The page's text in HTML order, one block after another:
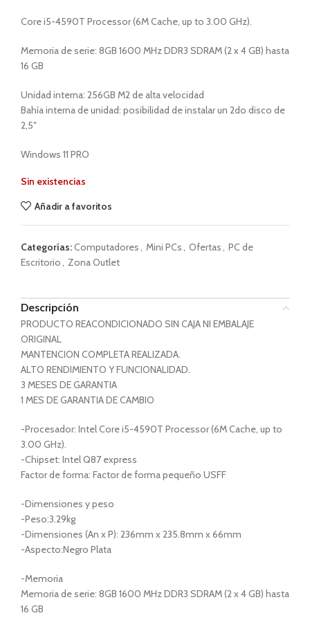
Core i5-4590T Processor (6M Cache, up to 3.00 GHz).
Memoria de serie: 8GB 1600 MHz DDR3 SDRAM (2 x 4 GB) hasta
16 GB
Unidad interna: 256GB M2 de alta velocidad
Bahía interna de unidad: posibilidad de instalar un 2do disco de
2,5″
Windows 11 PRO
Sin existencias
Añadir a favoritos
Categorías:Computadores, Mini PCs, Ofertas, PC de
Escritorio, Zona Outlet
Descripción
PRODUCTO REACONDICIONADO SIN CAJA NI EMBALAJE
ORIGINAL
MANTENCION COMPLETA REALIZADA.
ALTO RENDIMIENTO Y FUNCIONALIDAD.
3 MESES DE GARANTIA
1 MES DE GARANTIA DE CAMBIO
-Procesador: Intel Core i5-4590T Processor (6M Cache, up to
3.00 GHz).
-Chipset: Intel Q87 express
Factor de forma: Factor de forma pequeño USFF
-Dimensiones y peso
-Peso:3.29kg
-Dimensiones (An x P): 236mm x 235.8mm x 66mm
-Aspecto:Negro Plata
-Memoria
Memoria de serie: 8GB 1600 MHz DDR3 SDRAM (2 x 4 GB) hasta
16 GB